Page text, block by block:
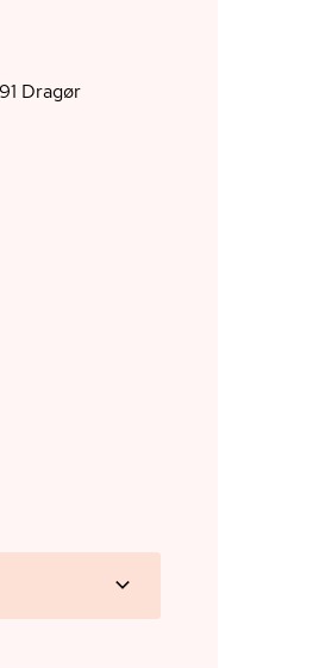
Kedelhuset, Wiedergården 23, 2791 Dragør